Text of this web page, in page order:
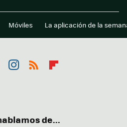
Móviles La aplicación de la
de...